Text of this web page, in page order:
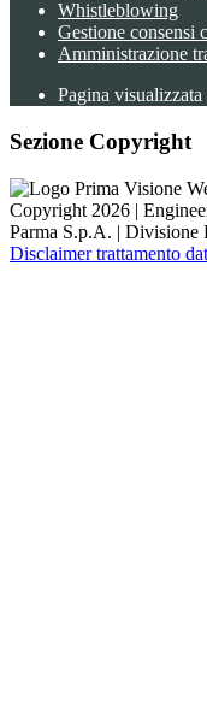
Whistleblowing
Gestione consensi
Amministrazione
Pagina visualizzata
Sezione Copyright
Copyright 2026 |
Parma S.p.A. |
Disclaimer trattamento